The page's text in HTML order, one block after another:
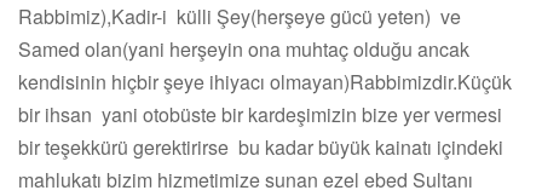
Rabbimiz),Kadir-i külli Şey(herşeye gücü yeten) ve
Samed olan(yani herşeyin ona muhtaç olduğu ancak
kendisinin hiçbir şeye ihiyacı olmayan)Rabbimizdir.Küçük
bir ihsan yani otobüste bir kardeşimizin bize yer vermesi
bir teşekkürü gerektirirse bu kadar büyük kainatı içindeki
mahlukatı bizim hizmetimize sunan ezel ebed Sultanı